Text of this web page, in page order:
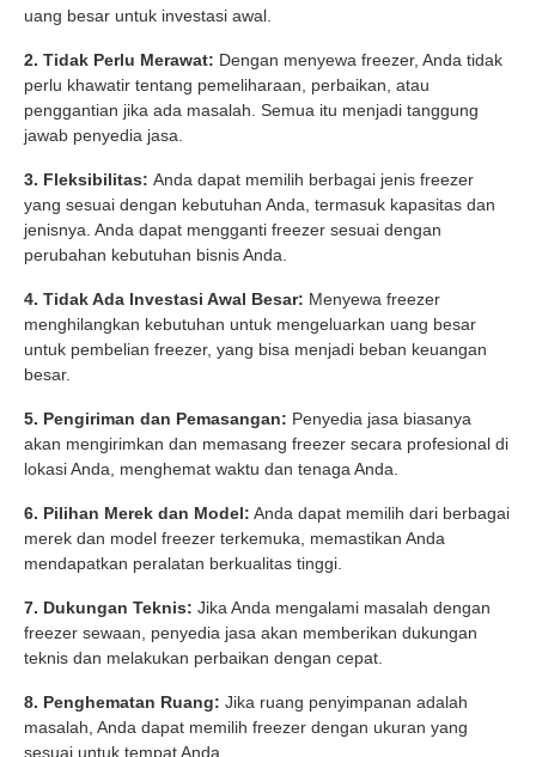
uang besar untuk investasi awal.
2. Tidak Perlu Merawat: Dengan menyewa freezer, Anda tidak
perlu khawatir tentang pemeliharaan, perbaikan, atau
penggantian jika ada masalah. Semua itu menjadi tanggung
jawab penyedia jasa.
3. Fleksibilitas: Anda dapat memilih berbagai jenis freezer
yang sesuai dengan kebutuhan Anda, termasuk kapasitas dan
jenisnya. Anda dapat mengganti freezer sesuai dengan
perubahan kebutuhan bisnis Anda.
4. Tidak Ada Investasi Awal Besar: Menyewa freezer
menghilangkan kebutuhan untuk mengeluarkan uang besar
untuk pembelian freezer, yang bisa menjadi beban keuangan
besar.
5. Pengiriman dan Pemasangan: Penyedia jasa biasanya
akan mengirimkan dan memasang freezer secara profesional di
lokasi Anda, menghemat waktu dan tenaga Anda.
6. Pilihan Merek dan Model: Anda dapat memilih dari berbagai
merek dan model freezer terkemuka, memastikan Anda
mendapatkan peralatan berkualitas tinggi.
7. Dukungan Teknis: Jika Anda mengalami masalah dengan
freezer sewaan, penyedia jasa akan memberikan dukungan
teknis dan melakukan perbaikan dengan cepat.
8. Penghematan Ruang: Jika ruang penyimpanan adalah
masalah, Anda dapat memilih freezer dengan ukuran yang
sesuai untuk tempat Anda.